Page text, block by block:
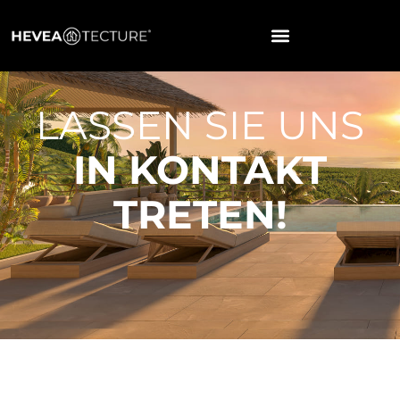
LASSEN SIE UNS
IN KONTAKT
TRETEN!